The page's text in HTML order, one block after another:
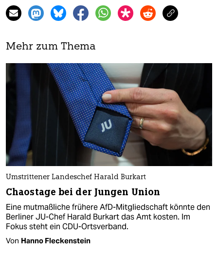
Mehr zum Thema
Umstrittener Landeschef Harald Burkart
Chaostage bei der Jungen Union
Eine mutmaßliche frühere AfD-Mitgliedschaft könnte den
Berliner JU-Chef Harald Burkart das Amt kosten. Im
Fokus steht ein CDU-Ortsverband.
Von Hanno Fleckenstein